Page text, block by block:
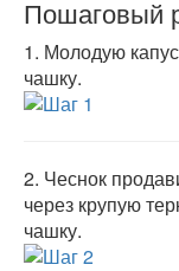
Пошаговый
1. Молодую
чашку.
2. Чеснок
через крупую
чашку.